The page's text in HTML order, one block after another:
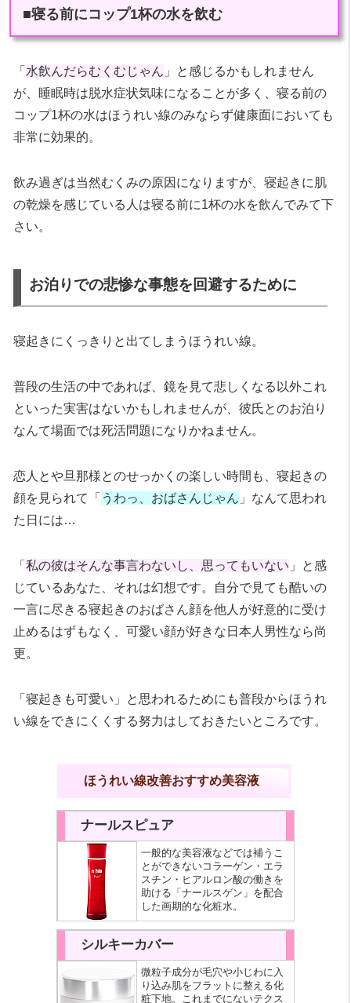
■寝る前にコップ1杯の水を飲む
「 水飲んだらむくむじゃん 」と感じるかもしれません
が、睡眠時は脱水症状気味になることが多く、寝る前の
コップ1杯の水はほうれい線のみならず健康面においても
非常に効果的。
飲み過ぎは当然むくみの原因になりますが、寝起きに肌
の乾燥を感じている人は寝る前に1杯の水を飲んでみて下
さい。
お泊りでの悲惨な事態を回避するために
寝起きにくっきりと出てしまうほうれい線。
普段の生活の中であれば、鏡を見て悲しくなる以外これ
といった実害はないかもしれませんが、彼氏とのお泊り
なんて場面では死活問題になりかねません。
恋人とや旦那様とのせっかくの楽しい時間も、寝起きの
顔を見られて「 うわっ、おばさんじゃん 」なんて思われ
た日には…
「 私の彼はそんな事言わないし、思ってもいない 」と感
じているあなた、それは幻想です。自分で見ても酷いの
一言に尽きる寝起きのおばさん顔を他人が好意的に受け
止めるはずもなく、可愛い顔が好きな日本人男性なら尚
更。
「寝起きも可愛い」と思われるためにも普段からほうれ
い線をできにくくする努力はしておきたいところです。
ほうれい線改善おすすめ美容液
ナールスピュア
一般的な美容液などでは補うこ
とができないコラーゲン・エラ
スチン・ヒアルロン酸の働きを
助ける「ナールスゲン」を配合
した画期的な化粧水。
シルキーカバー
微粒子成分が毛穴や小じわに入
り込み肌をフラットに整える化
粧下地。これまでにないテクス